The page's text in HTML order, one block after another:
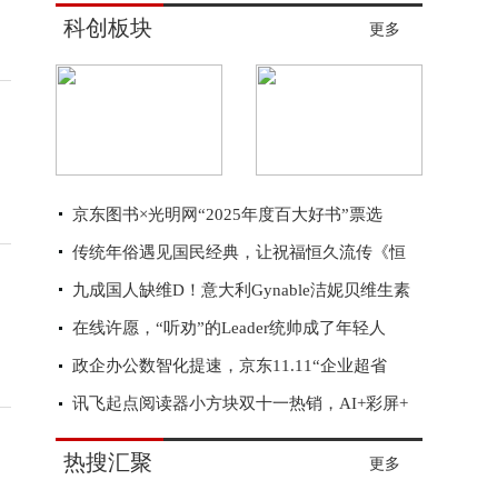
科创板块 更多
京东图书×光明网“2025年度百大好书”票选
传统年俗遇见国民经典，让祝福恒久流传《恒
九成国人缺维D！意大利Gynable洁妮贝维生素
在线许愿，“听劝”的Leader统帅成了年轻人
政企办公数智化提速，京东11.11“企业超省
讯飞起点阅读器小方块双十一热销，AI+彩屏+
热搜汇聚 更多